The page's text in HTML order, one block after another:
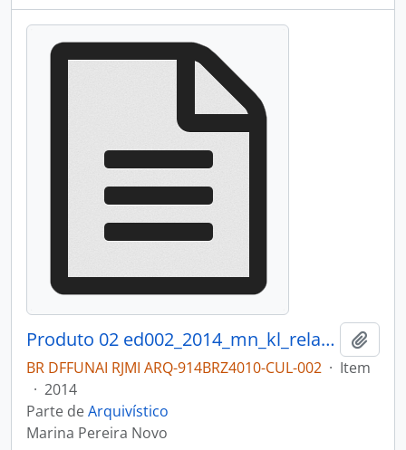
Produto 02 ed002_2014_mn_kl_relatorio.pdf
BR DFFUNAI RJMI ARQ-914BRZ4010-CUL-002 · Item
· 2014
Parte deArquivístico
Marina Pereira Novo